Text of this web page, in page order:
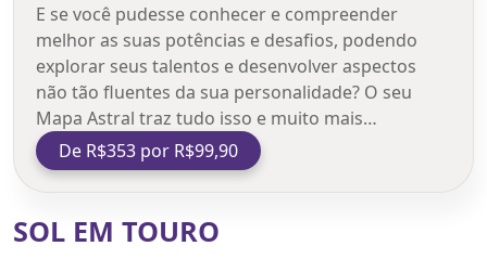
E se você pudesse conhecer e compreender
melhor as suas potências e desafios, podendo
explorar seus talentos e desenvolver aspectos
não tão fluentes da sua personalidade? O seu
Mapa Astral traz tudo isso e muito mais…
De R$353 por R$99,90
SOL EM TOURO